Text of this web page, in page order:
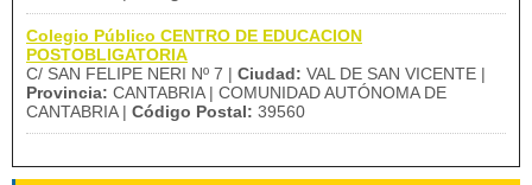
Colegio Público CENTRO DE EDUCACION
POSTOBLIGATORIA
C/ SAN FELIPE NERI Nº 7 | Ciudad: VAL DE SAN VICENTE |
Provincia: CANTABRIA | COMUNIDAD AUTÓNOMA DE
CANTABRIA | Código Postal: 39560